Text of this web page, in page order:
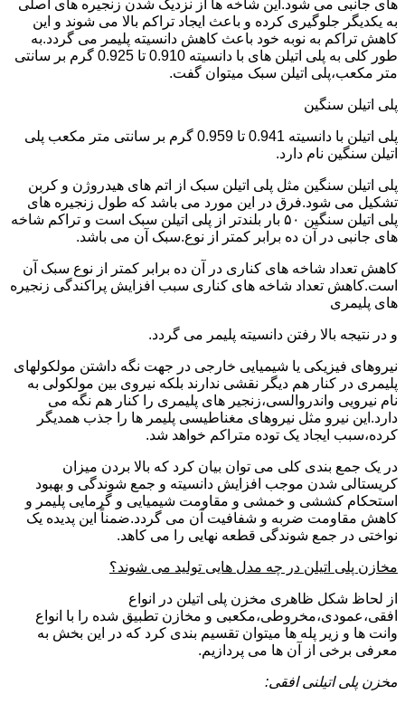
های جانبی می شود.این شاخه ها از نزدیک شدن زنجیره های اصلی
به یکدیگر جلوگیری کرده و باعث ایجاد تراکم بالا می شوند و این
کاهش تراکم به نوبه خود باعث کاهش دانسیته پلیمر می گردد.به
طور کلی به پلی اتیلن های با دانسیته 0.910 تا 0.925 گرم بر سانتی
متر مکعب،پلی اتیلن سبک میتوان گفت.
پلی اتیلن سنگین
پلی اتیلن با دانسیته 0.941 تا 0.959 گرم بر سانتی متر مکعب پلی
اتیلن سنگین نام دارد.
پلی اتیلن سنگین مثل پلی اتیلن سبک از اتم های هیدروژن و کربن
تشکیل می شود.فرق در این مورد می باشد که طول زنجیره های
پلی اتیلن سنگین ۵۰ بار بلندتر از پلی اتیلن سبک است و تراکم شاخه
های جانبی در آن ده برابر کمتر از نوع.سبک آن می باشد.
کاهش تعداد شاخه های کناری در آن ده برابر کمتر از نوع سبک آن
است.کاهش تعداد شاخه های کناری سبب افزایش پراکندگی زنجیره
های پلیمری
و در نتیجه بالا رفتن دانسیته پلیمر می گردد.
نیروهای فیزیکی یا شیمیایی خارجی در جهت نگه داشتن مولکولهای
پلیمری در کنار هم دیگر نقشی ندارند بلکه نیروی بین مولکولی به
نام نیرویی واندروالسی،زنجیر های پلیمری را کنار هم نگه می
دارد.این نیرو مثل نیروهای مغناطیسی پلیمر ها را جذب همدیگر
کرده،سبب ایجاد یک توده متراکم خواهد شد.
در یک جمع بندی کلی می توان بیان کرد که بالا بردن میزان
کریستالی شدن موجب افزایش دانسیته و جمع شوندگی و بهبود
استحکام کششی و خمشی و مقاومت شیمیایی و گرمایی پلیمر و
کاهش مقاومت ضربه و شفافیت آن می گردد.ضمناً این پدیده یک
نواختی در جمع شوندگی قطعه نهایی را می کاهد.
مخازن پلی اتیلن در چه مدل هایی تولید می شوند؟
از لحاظ شکل ظاهری مخزن پلی اتیلن در انواع
افقی،عمودی،مخروطی،مکعبی و مخازن تطبیق شده را با انواع
وانت ها و زیر پله ها میتوان تقسیم بندی کرد که در این بخش به
معرفی برخی از آن ها می پردازیم.
مخزن پلی اتیلنی افقی: